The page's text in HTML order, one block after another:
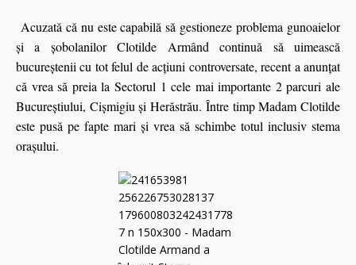
Acuzată că nu este capabilă să gestioneze problema gunoaielor
şi a şobolanilor Clotilde Armând continuă să uimească
bucureştenii cu tot felul de acţiuni controversate, recent a anunţat
că vrea să preia la Sectorul 1 cele mai importante 2 parcuri ale
Bucureştiului, Cişmigiu şi Herăstrău. Între timp Madam Clotilde
este pusă pe fapte mari și vrea să schimbe totul inclusiv stema
oraşului.